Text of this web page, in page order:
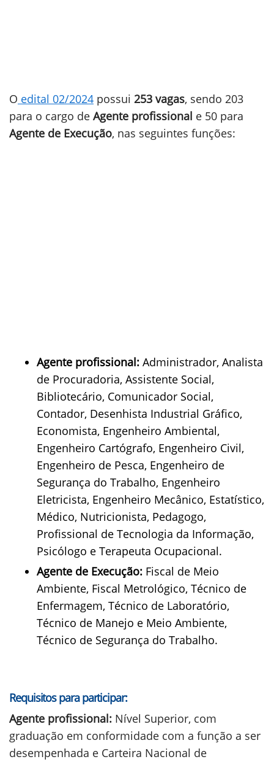
O edital 02/2024 possui 253 vagas, sendo 203
para o cargo de Agente profissional e 50 para
Agente de Execução, nas seguintes funções:
Agente profissional: Administrador, Analista
de Procuradoria, Assistente Social,
Bibliotecário, Comunicador Social,
Contador, Desenhista Industrial Gráfico,
Economista, Engenheiro Ambiental,
Engenheiro Cartógrafo, Engenheiro Civil,
Engenheiro de Pesca, Engenheiro de
Segurança do Trabalho, Engenheiro
Eletricista, Engenheiro Mecânico, Estatístico,
Médico, Nutricionista, Pedagogo,
Profissional de Tecnologia da Informação,
Psicólogo e Terapeuta Ocupacional.
Agente de Execução: Fiscal de Meio
Ambiente, Fiscal Metrológico, Técnico de
Enfermagem, Técnico de Laboratório,
Técnico de Manejo e Meio Ambiente,
Técnico de Segurança do Trabalho.
Requisitos para participar:
Agente profissional: Nível Superior, com
graduação em conformidade com a função a ser
desempenhada e Carteira Nacional de